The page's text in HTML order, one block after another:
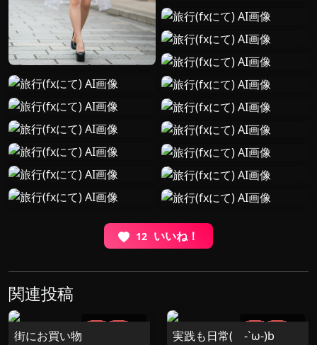
12 いいね！
関連投稿
街にお買い物
6
実践も日常( -`ω-)b
2